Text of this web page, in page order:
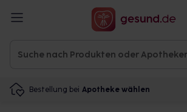
Bestellung bei Apotheke wählen